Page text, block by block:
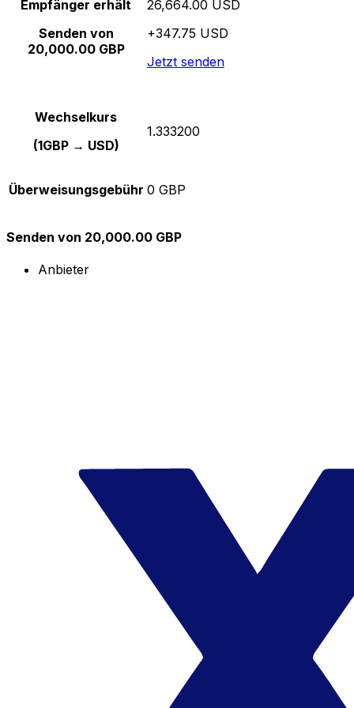
Empfänger erhält
Senden von
20,000.00 GBP
26,664.00 USD
+347.75 USD
Jetzt senden
Wechselkurs
(1GBP → USD)
1.333200
Überweisungsgebühr 0 GBP
Senden von 20,000.00 GBP
Anbieter